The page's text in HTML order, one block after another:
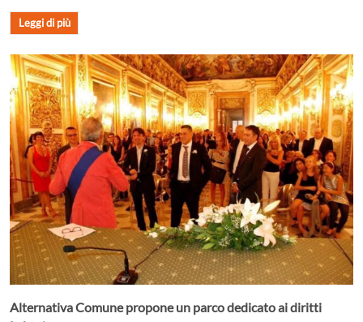
Leggi di più
Alternativa Comune propone un parco dedicato ai diritti